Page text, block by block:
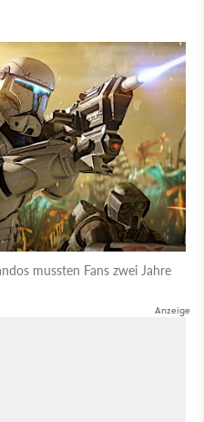
mussten Fans zwei Jahre